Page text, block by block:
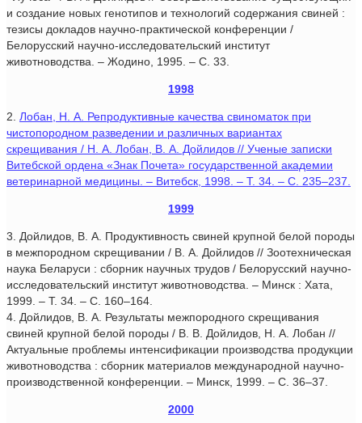
и создание новых генотипов и технологий содержания свиней :
тезисы докладов научно-практической конференции /
Белорусский научно-исследовательский институт
животноводства. – Жодино, 1995. – С. 33.
1998
2. Лобан, Н. А. Репродуктивные качества свиноматок при
чистопородном разведении и различных вариантах
скрещивания / Н. А. Лобан, В. А. Дойлидов // Ученые записки
Витебской ордена «Знак Почета» государственной академии
ветеринарной медицины. – Витебск, 1998. – Т. 34. – С. 235–237.
1999
3. Дойлидов, В. А. Продуктивность свиней крупной белой породы
в межпородном скрещивании / В. А. Дойлидов // Зоотехническая
наука Беларуси : сборник научных трудов / Белорусский научно-
исследовательский институт животноводства. – Минск : Хата,
1999. – Т. 34. – С. 160–164.
4. Дойлидов, В. А. Результаты межпородного скрещивания
свиней крупной белой породы / В. В. Дойлидов, Н. А. Лобан //
Актуальные проблемы интенсификации производства продукции
животноводства : сборник материалов международной научно-
производственной конференции. – Минск, 1999. – С. 36–37.
2000